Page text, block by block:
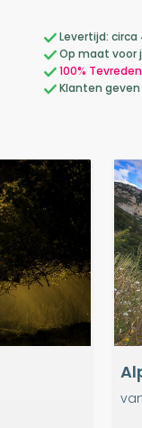
Levertijd:
Op maat voor
100%
Klanten